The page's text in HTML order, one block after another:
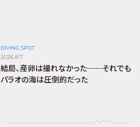
DIVING SPOT
2026.8.7
結局、産卵は撮れなかった──それでも
パラオの海は圧倒的だった